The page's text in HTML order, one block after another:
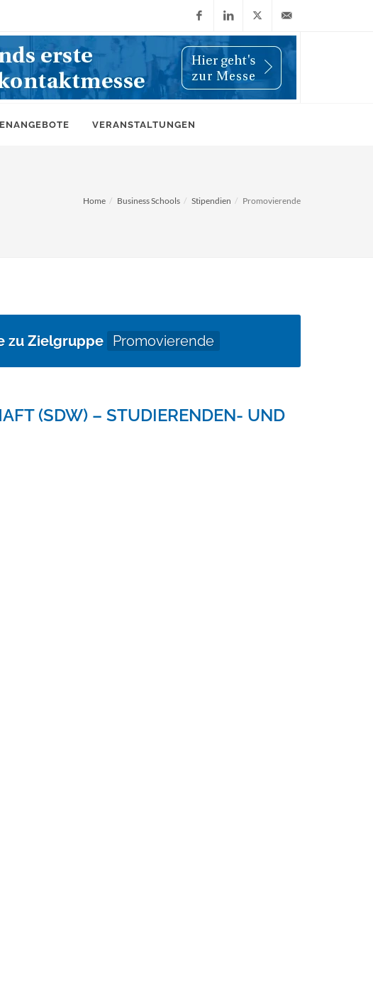
FacebookLinkedIn
X
(Twitter)
info@wiwi-
VERANSTALTUNGEN
Home Business Schools Stipendien Promovierende
zu Zielgruppe Promovierende
(SDW) – STUDIERENDEN- UND